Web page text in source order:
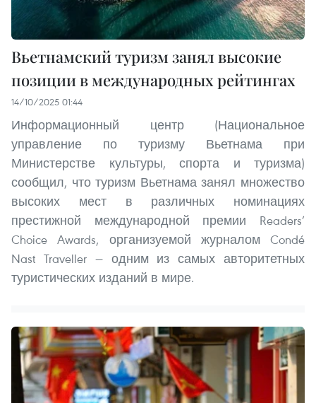
Вьетнамский туризм занял высокие
позиции в международных рейтингах
14/10/2025 01:44
Информационный центр (Национальное
управление по туризму Вьетнама при
Министерстве культуры, спорта и туризма)
сообщил, что туризм Вьетнама занял множество
высоких мест в различных номинациях
престижной международной премии Readers’
Choice Awards, организуемой журналом Condé
Nast Traveller — одним из самых авторитетных
туристических изданий в мире.